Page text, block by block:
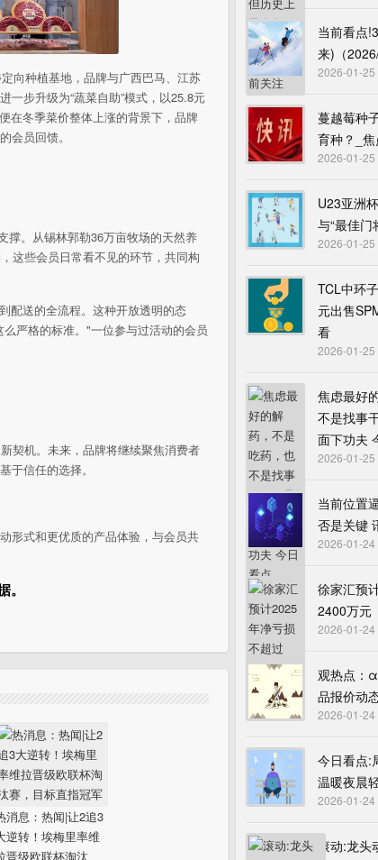
向种植基地，品牌与广西巴马、江苏
一步升级为“蔬菜自助”模式，以25.8元
在冬季菜价整体上涨的背景下，品牌
会员回馈。
撑。从锡林郭勒36万亩牧场的天然养
这些会员日常看不见的环节，共同构
配送的全流程。这种开放透明的态
严格的标准。"一位参与过活动的会员
契机。未来，品牌将继续聚焦消费者
于信任的选择。
形式和更优质的产品体验，与会员共
消息：热闻|让2追3
逆转！埃梅里率维
晋级欧联杯淘汰
当前看点
来)（
2026-01-25
蔓越莓种
育种？_
2026-01-25
U23亚洲
与“最佳门
2026-01-25
TCL中环
元出售
看
2026-01-25
焦虑最好
不是找事
面下功夫
2026-01-25
当前位置
否是关键
2026-01-24
徐家汇预
2400万元
2026-01-24
观热点：
品报价动
2026-01-24
今日看点:
温暖夜晨
2026-01-24
滚动:龙